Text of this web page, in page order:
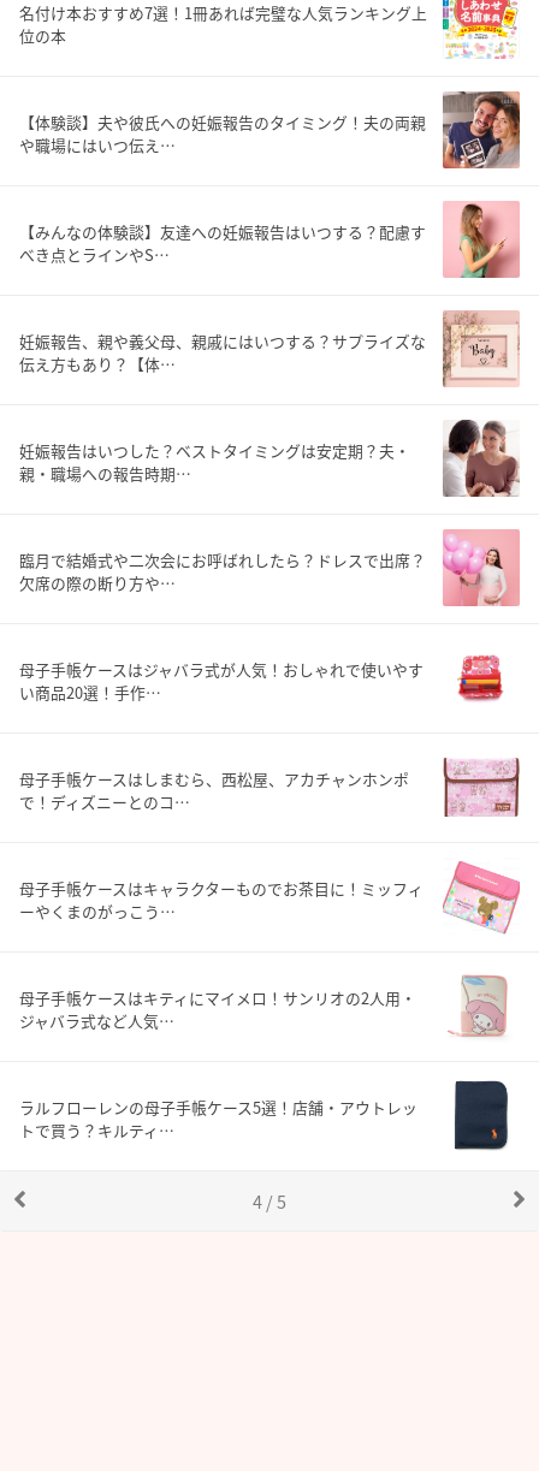
名付け本おすすめ7選！1冊あれば完璧な人気ランキング上
位の本
【体験談】夫や彼氏への妊娠報告のタイミング！夫の両親
や職場にはいつ伝え…
【みんなの体験談】友達への妊娠報告はいつする？配慮す
べき点とラインやS…
妊娠報告、親や義父母、親戚にはいつする？サプライズな
伝え方もあり？【体…
妊娠報告はいつした？ベストタイミングは安定期？夫・
親・職場への報告時期…
臨月で結婚式や二次会にお呼ばれしたら？ドレスで出席？
欠席の際の断り方や…
母子手帳ケースはジャバラ式が人気！おしゃれで使いやす
い商品20選！手作…
母子手帳ケースはしまむら、西松屋、アカチャンホンポ
で！ディズニーとのコ…
母子手帳ケースはキャラクターものでお茶目に！ミッフィ
ーやくまのがっこう…
母子手帳ケースはキティにマイメロ！サンリオの2人用・
ジャバラ式など人気…
ラルフローレンの母子手帳ケース5選！店舗・アウトレッ
トで買う？キルティ…
4 / 5